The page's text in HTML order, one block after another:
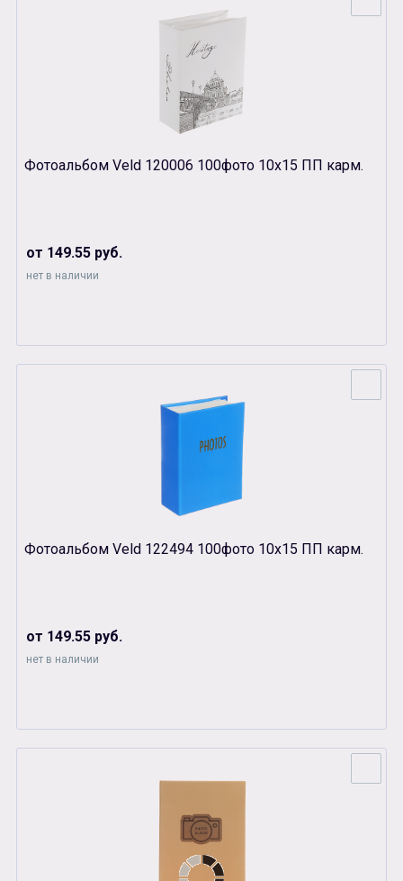
Фотоальбом Veld 120006 100фото 10х15 ПП карм.
от 149.55 руб.
нет в наличии
Фотоальбом Veld 122494 100фото 10х15 ПП карм.
от 149.55 руб.
нет в наличии